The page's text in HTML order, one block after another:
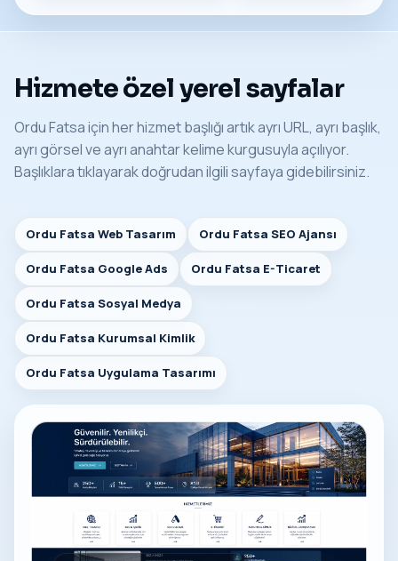
Hizmete özel yerel sayfalar
Ordu Fatsa için her hizmet başlığı artık ayrı URL, ayrı başlık,
ayrı görsel ve ayrı anahtar kelime kurgusuyla açılıyor.
Başlıklara tıklayarak doğrudan ilgili sayfaya gidebilirsiniz.
Ordu Fatsa Web Tasarım Ordu Fatsa SEO Ajansı
Ordu Fatsa Google Ads Ordu Fatsa E-Ticaret
Ordu Fatsa Sosyal Medya
Ordu Fatsa Kurumsal Kimlik
Ordu Fatsa Uygulama Tasarımı